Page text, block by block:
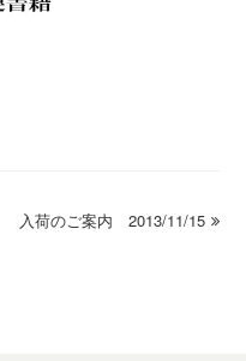
next
入荷のご案内 2013/11/15